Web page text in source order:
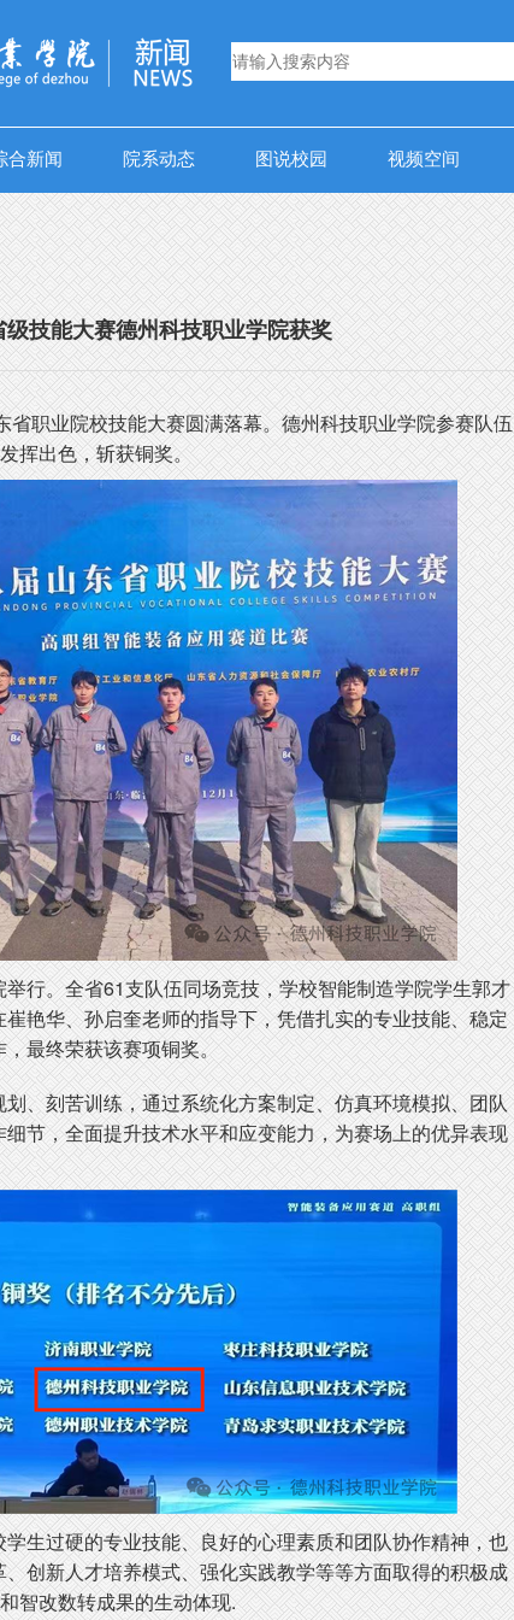
合新闻 院系动态 图说校园 视频空间
级技能大赛德州科技职业学院获奖
省职业院校技能大赛圆满落幕。德州科技职业学院参赛队伍
挥出色，斩获铜奖。
行。全省61支队伍同场竞技，学校智能制造学院学生郭才
艳华、孙启奎老师的指导下，凭借扎实的专业技能、稳定
最终荣获该赛项铜奖。
、刻苦训练，通过系统化方案制定、仿真环境模拟、团队
节，全面提升技术水平和应变能力，为赛场上的优异表现
生过硬的专业技能、良好的心理素质和团队协作精神，也
创新人才培养模式、强化实践教学等等方面取得的积极成
智改数转成果的生动体现.